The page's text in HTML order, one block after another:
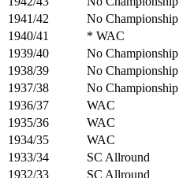
1941/42
No Championship
1940/41
* WAC
1939/40
No Championship
1938/39
No Championship
1937/38
No Championship
1936/37
WAC
1935/36
WAC
1934/35
WAC
1933/34
SC Allround
1932/33
SC Allround